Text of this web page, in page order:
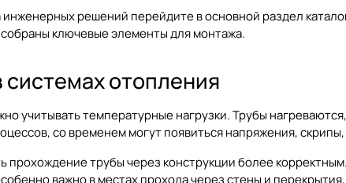
решений перейдите в основной раздел
собраны ключевые элементы для монтажа.
отопления
учитывать температурные нагрузки. Трубы
со временем могут появиться напряжения,
прохождение трубы через конструкции более
важно в местах прохода через стены и